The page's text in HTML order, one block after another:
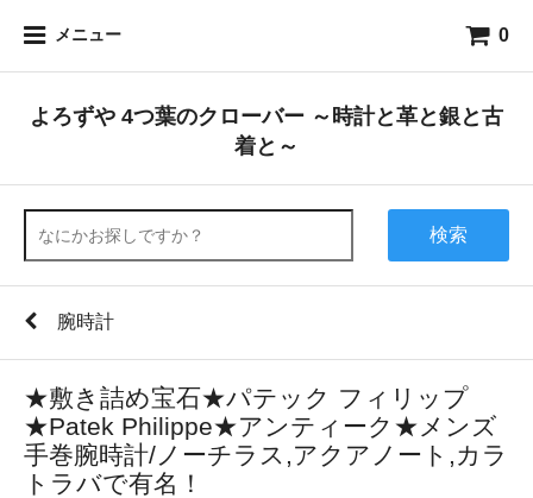
メニュー 0
よろずや 4つ葉のクローバー ～時計と革と銀と古
着と～
検索
腕時計
★敷き詰め宝石★パテック フィリップ
★Patek Philippe★アンティーク★メンズ
手巻腕時計/ノーチラス,アクアノート,カラ
トラバで有名！